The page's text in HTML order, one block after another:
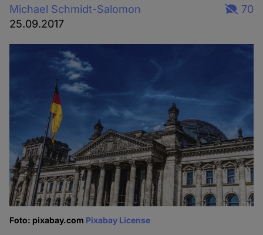
Michael Schmidt-Salomon
25.09.2017
70
Foto: pixabay.com Pixabay License